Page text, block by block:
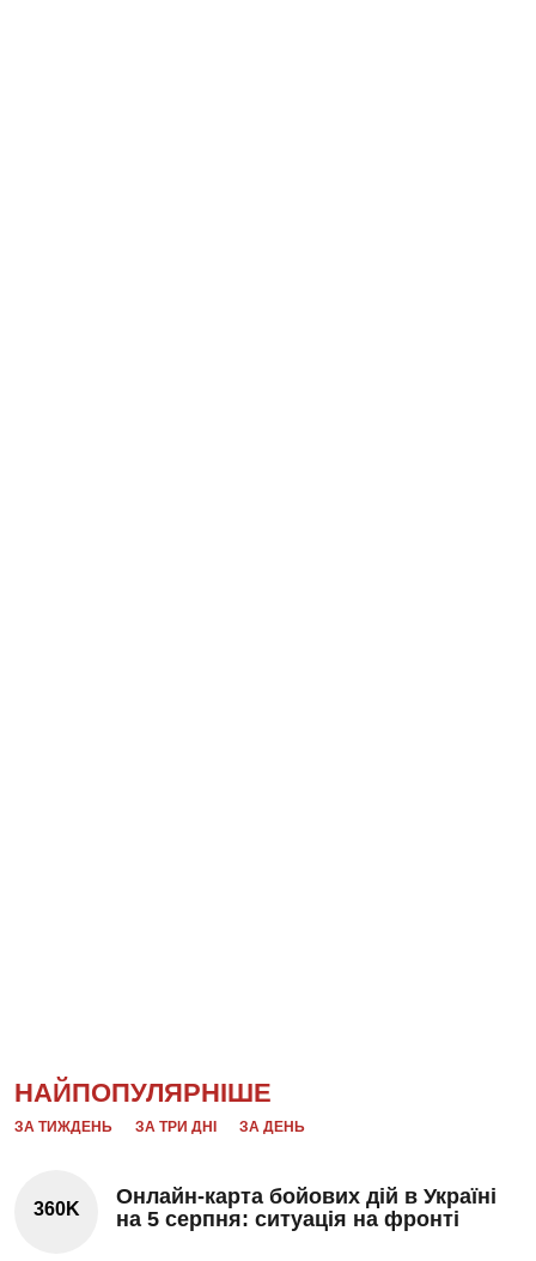
НАЙПОПУЛЯРНІШЕ
ЗА ТИЖДЕНЬ ЗА ТРИ ДНІ ЗА ДЕНЬ
360K
Онлайн-карта бойових дій в Україні
на 5 серпня: ситуація на фронті